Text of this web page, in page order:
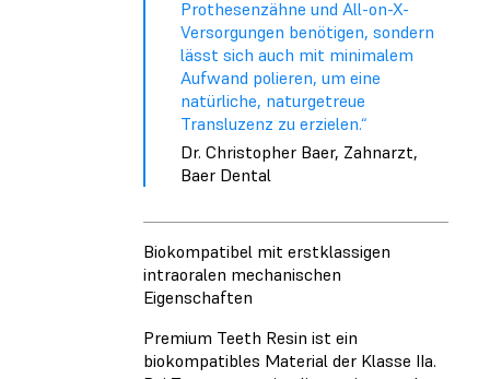
Prothesenzähne und All-on-X-
Versorgungen benötigen, sondern
lässt sich auch mit minimalem
Aufwand polieren, um eine
natürliche, naturgetreue
Transluzenz zu erzielen.“
Dr. Christopher Baer, Zahnarzt,
Baer Dental
Biokompatibel mit erstklassigen
intraoralen mechanischen
Eigenschaften
Premium Teeth Resin ist ein
biokompatibles Material der Klasse IIa.